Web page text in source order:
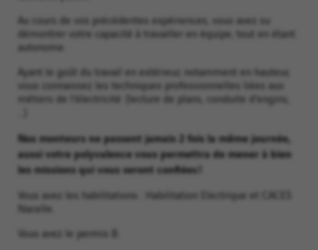
Au cours de vos précédentes expériences, vous avez su
démontrer votre capacité à travailler en équipe, tout en étant
autonome.
Ayant le goût du travail en extérieur, notamment en hauteur,
vous connaissez les techniques professionnelles liées aux
métiers de l’électricité (lecture de plans, conduite d’engins,
Nos monteurs ne passent jamais 2 fois la même journée,
aussi votre polyvalence vous permettra de mener à bien
les missions qui vous seront confiées !
Vous avez les habilitations : Habilitation Electrique et CACES
Nacelle.
Vous avez le permis B.